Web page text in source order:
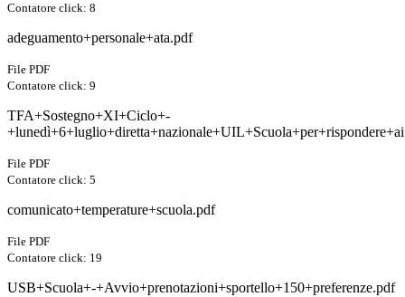
Contatore click: 8
adeguamento+personale+ata.pdf
File PDF
Contatore click: 9
TFA+Sostegno+XI+Ciclo+-
File PDF
Contatore click: 5
comunicato+temperature+scuola.pdf
File PDF
Contatore click: 19
USB+Scuola+-+Avvio+prenotazioni+sportello+150+preferenze.pdf